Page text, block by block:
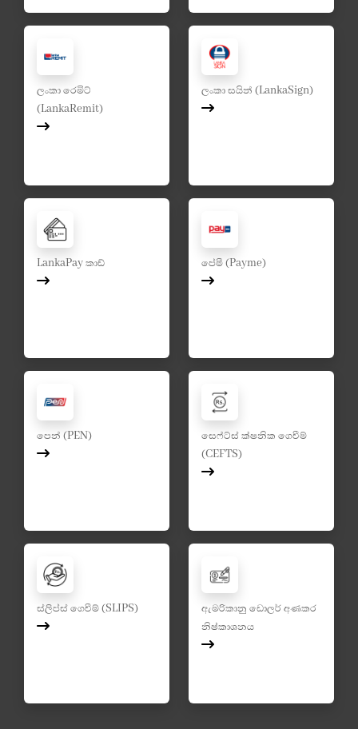
ලංකා රෙමිට්
(LankaRemit)
ලංකා සයින් (LankaSign)
LankaPay කාඩ් පේමී (Payme)
පෙන් (PEN)
සෙෆ්ට්ස් ක්ෂනික ගෙවීම්
(CEFTS)
ස්ලිප්ස් ගෙවීම් (SLIPS)
ඇමරිකානු ඩොලර් අණකර
නිෂ්කාශනය